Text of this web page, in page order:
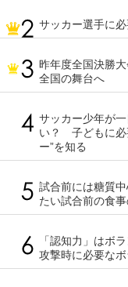
サッカー選手に
昨年度全国決勝
全国の舞台へ
サッカー少年が
い？ 子どもに必
ー”を知る
試合前には糖質
たい試合前の食
「認知力」はボ
攻撃時に必要な